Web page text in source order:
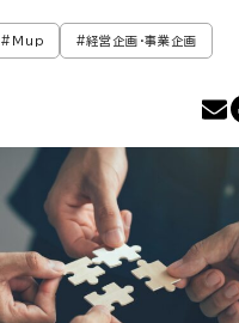
#Mup #経営企画・事業企画